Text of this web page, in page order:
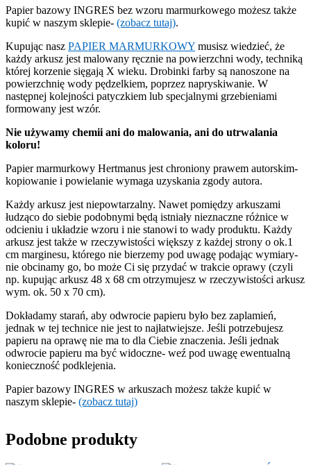
Papier bazowy INGRES bez wzoru marmurkowego możesz także
kupić w naszym sklepie- (zobacz tutaj).
Kupując nasz PAPIER MARMURKOWY musisz wiedzieć, że
każdy arkusz jest malowany ręcznie na powierzchni wody, techniką
której korzenie sięgają X wieku. Drobinki farby są nanoszone na
powierzchnię wody pędzelkiem, poprzez napryskiwanie. W
następnej kolejności patyczkiem lub specjalnymi grzebieniami
formowany jest wzór.
Nie używamy chemii ani do malowania, ani do utrwalania
koloru!
Papier marmurkowy Hertmanus jest chroniony prawem autorskim-
kopiowanie i powielanie wymaga uzyskania zgody autora.
Każdy arkusz jest niepowtarzalny. Nawet pomiędzy arkuszami
łudząco do siebie podobnymi będą istniały nieznaczne różnice w
odcieniu i układzie wzoru i nie stanowi to wady produktu. Każdy
arkusz jest także w rzeczywistości większy z każdej strony o ok.1
cm marginesu, którego nie bierzemy pod uwagę podając wymiary-
nie obcinamy go, bo może Ci się przydać w trakcie oprawy (czyli
np. kupując arkusz 48 x 68 cm otrzymujesz w rzeczywistości arkusz
wym. ok. 50 x 70 cm).
Dokładamy starań, aby odwrocie papieru było bez zaplamień,
jednak w tej technice nie jest to najłatwiejsze. Jeśli potrzebujesz
papieru na oprawę nie ma to dla Ciebie znaczenia. Jeśli jednak
odwrocie papieru ma być widoczne- weź pod uwagę ewentualną
konieczność podklejenia.
Papier bazowy INGRES w arkuszach możesz także kupić w
naszym sklepie- (zobacz tutaj)
Podobne produkty